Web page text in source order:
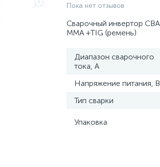
Пока нет отзывов
Сварочный инвертор
MMA +TIG (ремень)
Диапазон сварочного
тока, А
Напряжение питания, В
Тип сварки
Упаковка